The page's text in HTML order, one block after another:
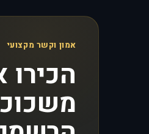
אמון וקשר מקצועי